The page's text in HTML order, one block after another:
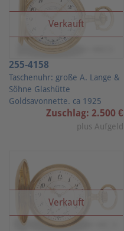
Verkauft
255-4158
Taschenuhr: große A. Lange &
Söhne Glashütte
Goldsavonnette. ca 1925
Zuschlag: 2.500 €
plus Aufgeld
Verkauft